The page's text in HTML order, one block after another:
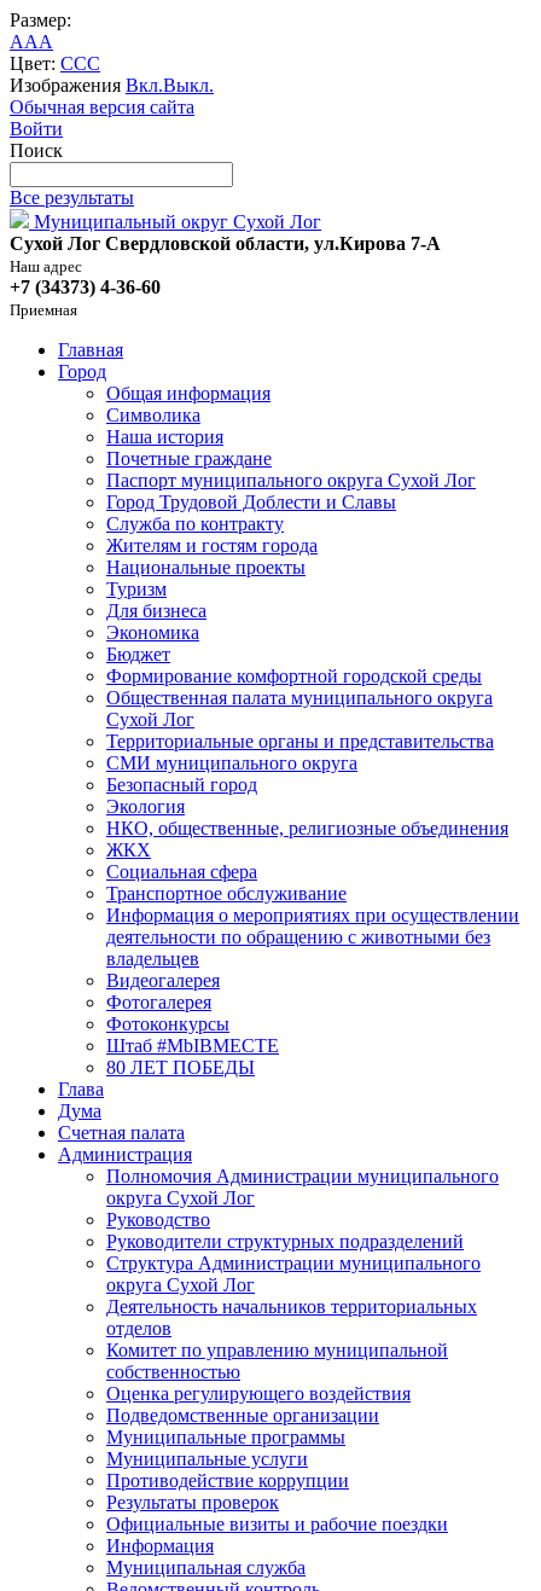
Размер:
AAA
Цвет: CCC
Изображения Вкл.Выкл.
Обычная версия сайта
Войти
Поиск
Все результаты
Муниципальный округ Сухой Лог
Сухой Лог Свердловской области, ул.Кирова 7-А
Наш адрес
+7 (34373) 4-36-60
Приемная
Главная
Город
Общая информация
Символика
Наша история
Почетные граждане
Паспорт муниципального округа Сухой Лог
Город Трудовой Доблести и Славы
Служба по контракту
Жителям и гостям города
Национальные проекты
Туризм
Для бизнеса
Экономика
Бюджет
Формирование комфортной городской среды
Общественная палата муниципального округа
Сухой Лог
Территориальные органы и представительства
СМИ муниципального округа
Безопасный город
Экология
НКО, общественные, религиозные объединения
ЖКХ
Социальная сфера
Транспортное обслуживание
Информация о мероприятиях при осуществлении
деятельности по обращению с животными без
владельцев
Видеогалерея
Фотогалерея
Фотоконкурсы
Штаб #MbIBMECTE
80 ЛЕТ ПОБЕДЫ
Глава
Дума
Счетная палата
Администрация
Полномочия Администрации муниципального
округа Сухой Лог
Руководство
Руководители структурных подразделений
Структура Администрации муниципального
округа Сухой Лог
Деятельность начальников территориальных
отделов
Комитет по управлению муниципальной
собственностью
Оценка регулирующего воздействия
Подведомственные организации
Муниципальные программы
Муниципальные услуги
Противодействие коррупции
Результаты проверок
Официальные визиты и рабочие поездки
Информация
Муниципальная служба